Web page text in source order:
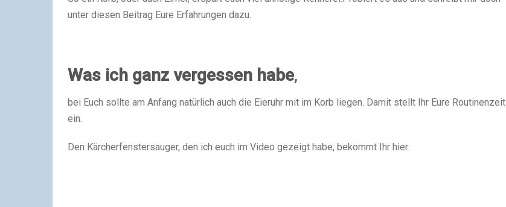
unter diesen Beitrag Eure Erfahrungen dazu.
Was ich ganz vergessen habe,
bei Euch sollte am Anfang natürlich auch die Eieruhr mit im Korb liegen. Damit stellt Ihr Eure Routinenzeit
ein.
Den Kärcherfenstersauger, den ich euch im Video gezeigt habe, bekommt Ihr hier: